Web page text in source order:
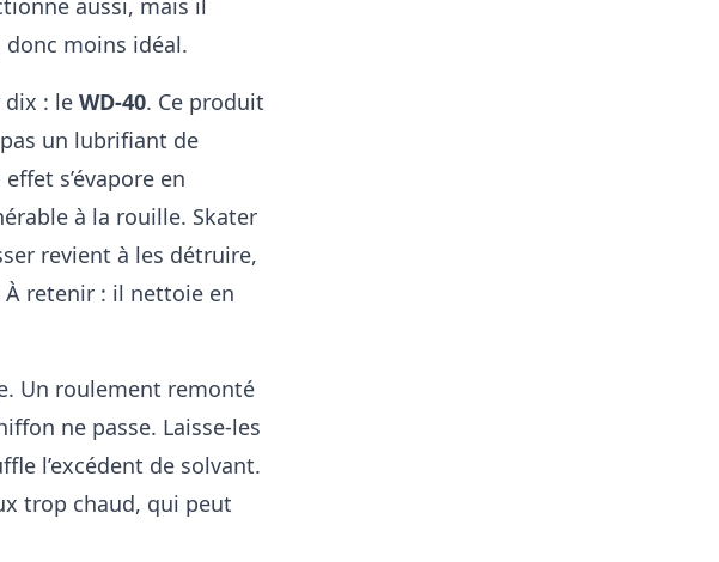
aussi, mais il
moins idéal.
dix : le WD-40. Ce produit
un lubrifiant de
s’évapore en
à la rouille. Skater
revient à les détruire,
À retenir : il nettoie en
Un roulement remonté
ne passe. Laisse-les
l’excédent de solvant.
trop chaud, qui peut